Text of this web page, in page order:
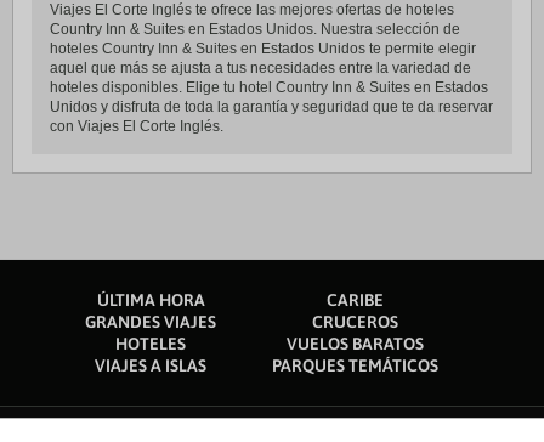
Viajes El Corte Inglés te ofrece las mejores ofertas de hoteles
Country Inn & Suites en Estados Unidos. Nuestra selección de
hoteles Country Inn & Suites en Estados Unidos te permite elegir
aquel que más se ajusta a tus necesidades entre la variedad de
hoteles disponibles. Elige tu hotel Country Inn & Suites en Estados
Unidos y disfruta de toda la garantía y seguridad que te da reservar
con Viajes El Corte Inglés.
ÚLTIMA HORA
CARIBE
GRANDES VIAJES
CRUCEROS
HOTELES
VUELOS BARATOS
VIAJES A ISLAS
PARQUES TEMÁTICOS